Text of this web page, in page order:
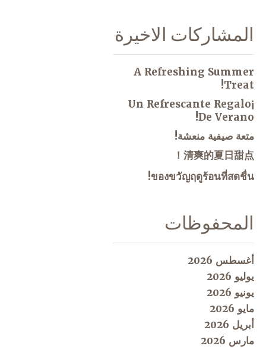
المشاركات الاخيرة
A Refreshing Summer
Treat!
¡Un Refrescante Regalo
De Verano!
متعة صيفية منعشة!
清爽的夏日甜点！
ของขวัญฤดูร้อนที่สดชื่น!
المحفوظات
أغسطس 2026
يوليو 2026
يونيو 2026
مايو 2026
أبريل 2026
مارس 2026